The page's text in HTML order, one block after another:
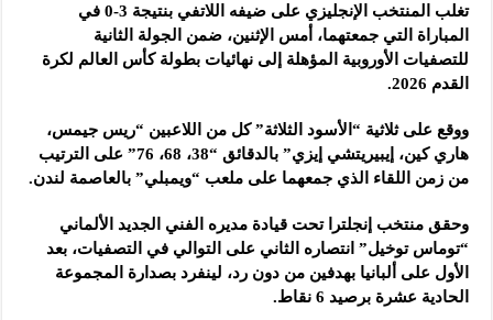
تغلب المنتخب الإنجليزي على ضيفه اللاتفي بنتيجة 3-0 في
المباراة التي جمعتهما، أمس الإثنين، ضمن الجولة الثانية
للتصفيات الأوروبية المؤهلة إلى نهائيات بطولة كأس العالم لكرة
القدم 2026.
ووقع على ثلاثية “الأسود الثلاثة” كل من اللاعبين “ريس جيمس،
هاري كين، إيبيريتشي إيزي” بالدقائق “38، 68، 76” على الترتيب
من زمن اللقاء الذي جمعهما على ملعب “ويمبلي” بالعاصمة لندن.
وحقق منتخب إنجلترا تحت قيادة مديره الفني الجديد الألماني
“توماس توخيل” انتصاره الثاني على التوالي في التصفيات، بعد
الأول على ألبانيا بهدفين من دون رد، لينفرد بصدارة المجموعة
الحادية عشرة برصيد 6 نقاط.